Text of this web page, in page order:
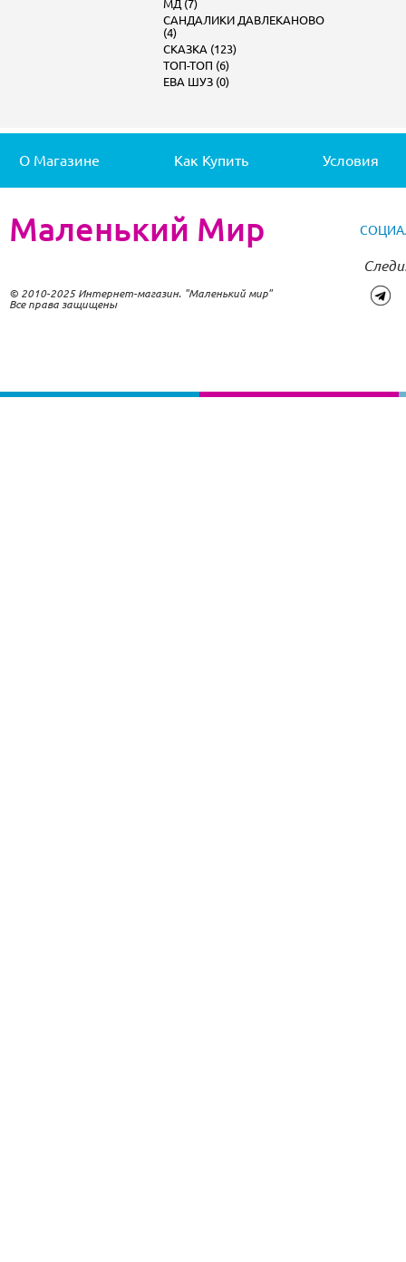
МД (7)
САНДАЛИКИ ДАВЛЕКАНОВО
(4)
СКАЗКА (123)
ТОП-ТОП (6)
ЕВА ШУЗ (0)
О Магазине Как Купить Условия
Маленький Мир
© 2010-2025 Интернет-магазин. "Маленький мир"
Все права защищены